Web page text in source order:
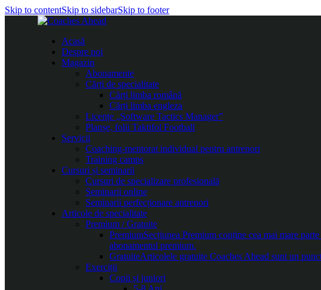
Skip to contentSkip to sidebarSkip to footer
Acasă
Despre noi
Magazin
Abonamente
Cărți de specialitate
Cărți limba română
Cărți limba engleza
Licențe „Software Tactics Manager”
Planșe, folii Taktifol Football
Servicii
Coaching-mentorat individual pentru antrenori
Training camps
Cursuri și seminarii
Cursuri de specializare profesională
Seminarii online
Seminarii perfecționare antrenori
Articole de specialitate
Premium / Gratuite
PremiumSecțiunea Premium conține cea mai mare
abonamentul premium.
GratuiteArticolele gratuite Coaches Ahead sunt un
Exerciții
Copii și juniori